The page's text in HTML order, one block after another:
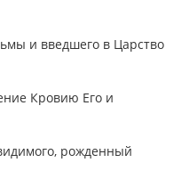
и введшего в Царство
Кровию Его и
рожденный